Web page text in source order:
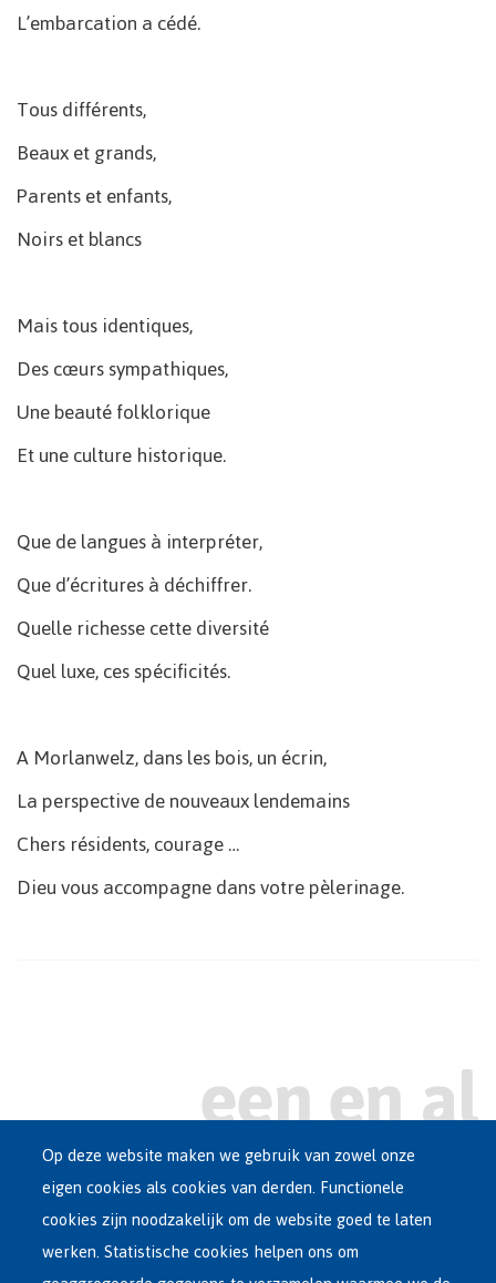
L’embarcation a cédé.
Tous différents,
Beaux et grands,
Parents et enfants,
Noirs et blancs
Mais tous identiques,
Des cœurs sympathiques,
Une beauté folklorique
Et une culture historique.
Que de langues à interpréter,
Que d’écritures à déchiffrer.
Quelle richesse cette diversité
Quel luxe, ces spécificités.
A Morlanwelz, dans les bois, un écrin,
La perspective de nouveaux lendemains
Chers résidents, courage …
Dieu vous accompagne dans votre pèlerinage.
Main
Dutch
ASIEL IN BELGIË
OPVANGNETWERK
Op deze website maken we gebruik van zowel onze
eigen cookies als cookies van derden. Functionele
cookies zijn noodzakelijk om de website goed te laten
werken. Statistische cookies helpen ons om